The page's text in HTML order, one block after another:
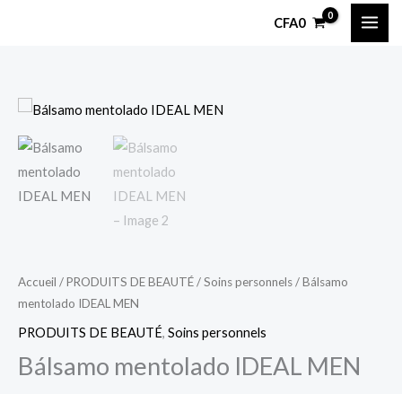
CFA0
Accueil /PRODUITS DE BEAUTÉ/Soins personnels/ Bálsamo
mentolado IDEAL MEN
PRODUITS DE BEAUTÉ, Soins personnels
Bálsamo mentolado IDEAL MEN
quantité
de
Bálsamo
mentolado
IDEAL